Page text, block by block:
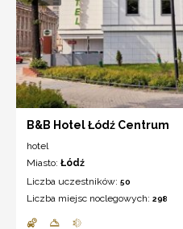
B&B Hotel Łódź Centrum
hotel
Miasto: Łódź
Liczba uczestników: 50
Liczba miejsc noclegowych: 298